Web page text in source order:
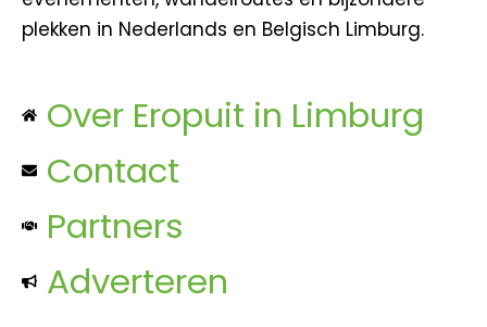
plekken in Nederlands en Belgisch Limburg.
Over Eropuit in Limburg
Contact
Partners
Adverteren